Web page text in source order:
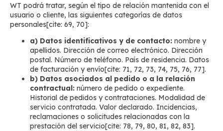
WT podrá tratar, según el tipo de relación mantenida con el
usuario o cliente, las siguientes categorías de datos
personales[cite: 69, 70]:
a) Datos identificativos y de contacto: nombre y
apellidos. Dirección de correo electrónico. Dirección
postal. Número de teléfono. País de residencia. Datos
de facturación y envío[cite: 71, 72, 73, 74, 75, 76, 77].
b) Datos asociados al pedido o a la relación
contractual: número de pedido o expediente.
Historial de pedidos y contrataciones. Modalidad de
servicio contratada. Valor declarado. Incidencias,
reclamaciones o solicitudes relacionadas con la
prestación del servicio[cite: 78, 79, 80, 81, 82, 83].